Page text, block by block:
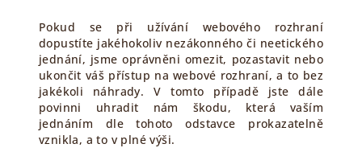
Pokud se při užívání webového rozhraní
dopustíte jakéhokoliv nezákonného či neetického
jednání, jsme oprávněni omezit, pozastavit nebo
ukončit váš přístup na webové rozhraní, a to bez
jakékoli náhrady. V tomto případě jste dále
povinni uhradit nám škodu, která vaším
jednáním dle tohoto odstavce prokazatelně
vznikla, a to v plné výši.